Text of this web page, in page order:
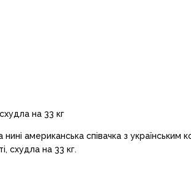
американська співачка з українським
схудла на 33 кг.